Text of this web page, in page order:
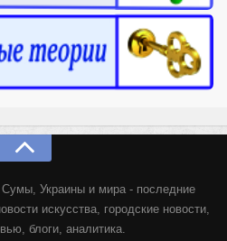
Сумы, Украины и мира - последние
искусства, городские новости,
блоги, аналитика.